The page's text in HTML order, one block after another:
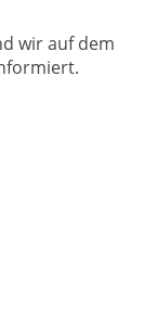
wir auf dem